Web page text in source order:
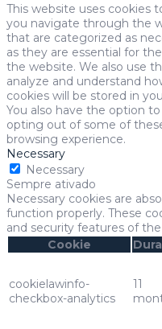
This website uses cookies
you navigate through the
that are categorized as
as they are essential for
the website. We also use
analyze and understand
cookies will be stored in
You also have the option
opting out of some of
browsing experience.
Necessary
Necessary
Sempre ativado
Necessary cookies are
function properly. These
and security features of
Cookie
cookielawinfo-
checkbox-analytics
11